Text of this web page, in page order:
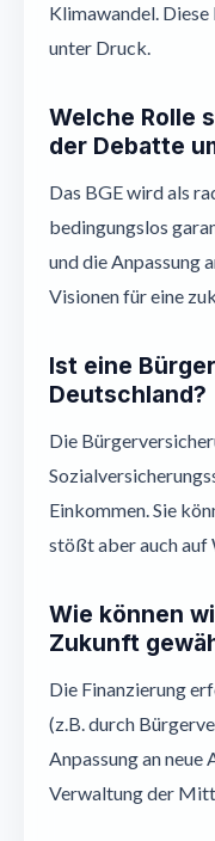
Klimawandel.
unter Druck.
Welche Rolle
der Debatte
Das BGE wird als
bedingungslos
und die Anpassung
Visionen für eine
Ist eine
Deutschland?
Die
Einkommen. Sie
stößt aber auch auf
Wie können
Zukunft
Die Finanzierung
(z.B. durch
Anpassung an
Verwaltung der